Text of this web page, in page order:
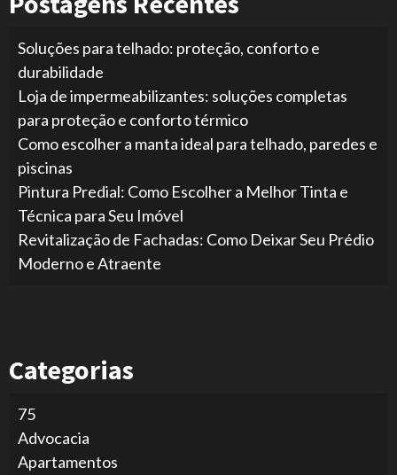
Soluções para telhado: proteção, conforto e
durabilidade
Loja de impermeabilizantes: soluções completas
para proteção e conforto térmico
Como escolher a manta ideal para telhado, paredes e
piscinas
Pintura Predial: Como Escolher a Melhor Tinta e
Técnica para Seu Imóvel
Revitalização de Fachadas: Como Deixar Seu Prédio
Moderno e Atraente
Categorias
75
Advocacia
Apartamentos